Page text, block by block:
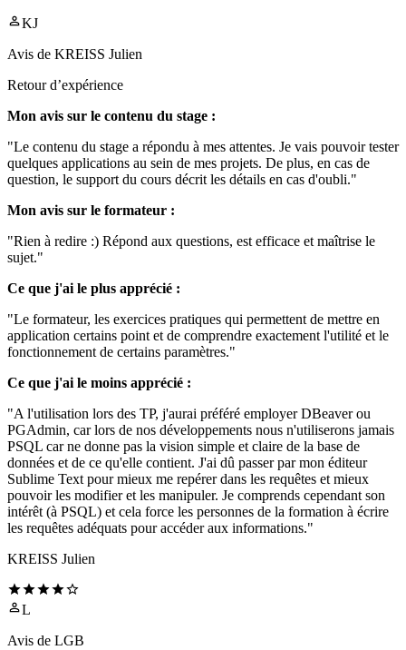
KJ
Avis de KREISS Julien
Retour d’expérience
Mon avis sur le contenu du stage :
"Le contenu du stage a répondu à mes attentes. Je vais pouvoir tester
quelques applications au sein de mes projets. De plus, en cas de
question, le support du cours décrit les détails en cas d'oubli."
Mon avis sur le formateur :
"Rien à redire :) Répond aux questions, est efficace et maîtrise le
sujet."
Ce que j'ai le plus apprécié :
"Le formateur, les exercices pratiques qui permettent de mettre en
application certains point et de comprendre exactement l'utilité et le
fonctionnement de certains paramètres."
Ce que j'ai le moins apprécié :
"A l'utilisation lors des TP, j'aurai préféré employer DBeaver ou
PGAdmin, car lors de nos développements nous n'utiliserons jamais
PSQL car ne donne pas la vision simple et claire de la base de
données et de ce qu'elle contient. J'ai dû passer par mon éditeur
Sublime Text pour mieux me repérer dans les requêtes et mieux
pouvoir les modifier et les manipuler. Je comprends cependant son
intérêt (à PSQL) et cela force les personnes de la formation à écrire
les requêtes adéquats pour accéder aux informations."
KREISS Julien
L
Avis de LGB